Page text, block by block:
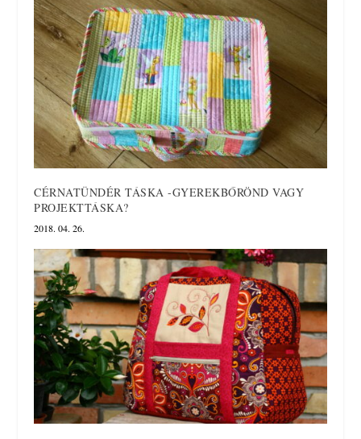
CÉRNATÜNDÉR TÁSKA -GYEREKBŐRÖND VAGY
PROJEKTTÁSKA?
2018. 04. 26.